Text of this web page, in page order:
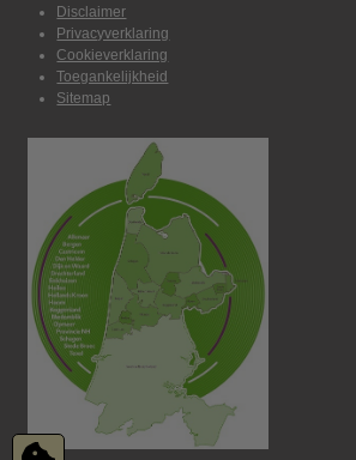
Disclaimer
Privacyverklaring
Cookieverklaring
Toegankelijkheid
Sitemap